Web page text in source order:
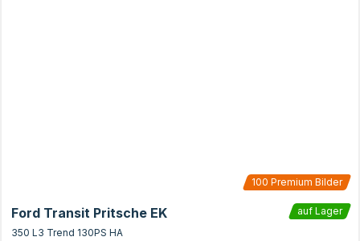
100 Premium Bilder
Ford Transit Pritsche EK
auf Lager
350 L3 Trend 130PS HA